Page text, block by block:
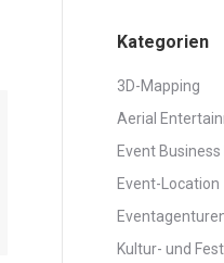
Kategorien
3D-Mapping
Aerial
Event
Event-Location
Kultur- und